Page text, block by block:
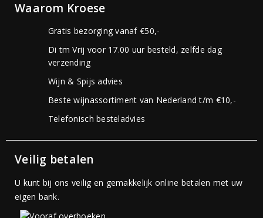
Waarom Kroese
Gratis bezorging vanaf €50,-
Di tm Vrij voor 17.00 uur besteld, zelfde dag
verzending
Wijn & Spijs advies
Beste wijnassortiment van Nederland t/m €10,-
Telefonisch besteladvies
Veilig betalen
U kunt bij ons veilig en gemakkelijk online betalen met uw
eigen bank.